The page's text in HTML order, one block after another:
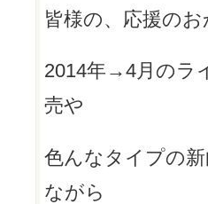
皆様の、応援の
2014年→4月のラ
売や
色んなタイプの
ながら